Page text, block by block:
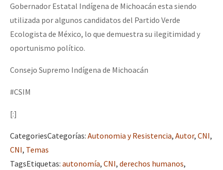
Gobernador Estatal Indígena de Michoacán esta siendo
utilizada por algunos candidatos del Partido Verde
Ecologista de México, lo que demuestra su ilegitimidad y
oportunismo político.
Consejo Supremo Indígena de Michoacán
#CSIM
[:]
CategoriesCategorías: Autonomia y Resistencia, Autor, CNI,
CNI, Temas
TagsEtiquetas: autonomía, CNI, derechos humanos,